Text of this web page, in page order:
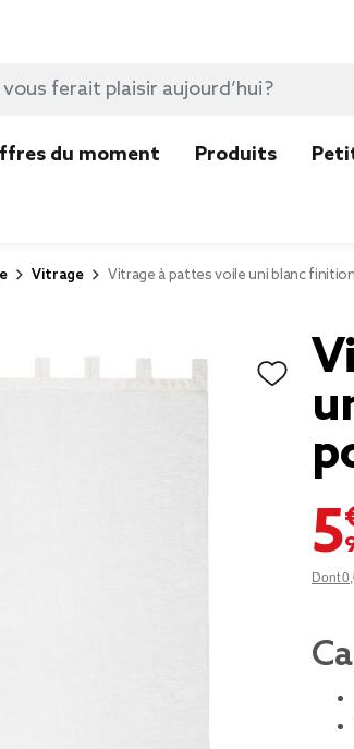
du moment Produits
Vitrage Vitrage à pattes voile uni blanc
5,99
Dont